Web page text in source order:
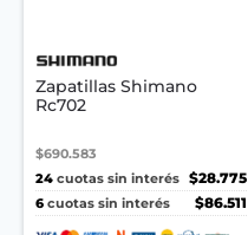
Zapatillas Shimano
Rc702
$690.583
24 cuotas sin interés
$28.775
6 cuotas sin interés $86.511